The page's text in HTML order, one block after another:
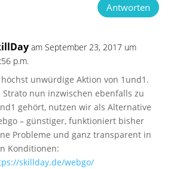
Antworten
am September 23, 2017 um
p.m.
höchst unwürdige Aktion von 1und1.
Strato nun inzwischen ebenfalls zu
gehört, nutzen wir als Alternative
– günstiger, funktioniert bisher
Probleme und ganz transparent in
Konditionen:
skillday.de/webgo/